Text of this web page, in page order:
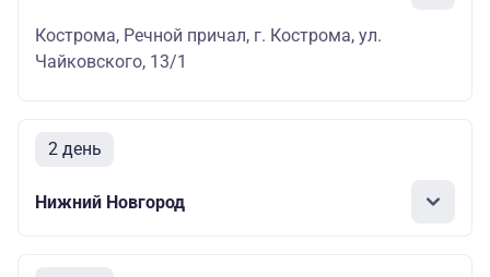
Кострома, Речной причал, г. Кострома, ул.
Чайковского, 13/1
2 день
Нижний Новгород